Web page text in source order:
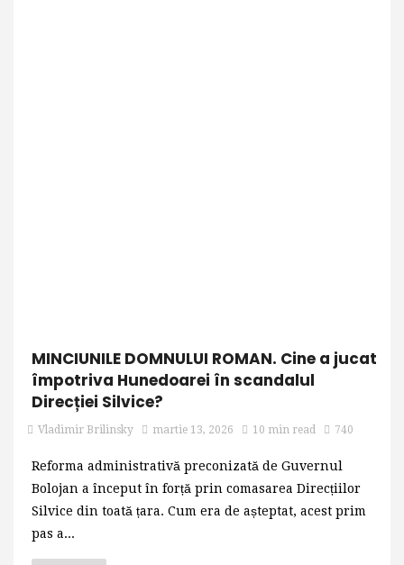
MINCIUNILE DOMNULUI ROMAN. Cine a jucat
împotriva Hunedoarei în scandalul
Direcției Silvice?
Vladimir Brilinsky martie 13, 2026 10 min read 740
Reforma administrativă preconizată de Guvernul
Bolojan a început în forță prin comasarea Direcțiilor
Silvice din toată țara. Cum era de așteptat, acest prim
pas a...